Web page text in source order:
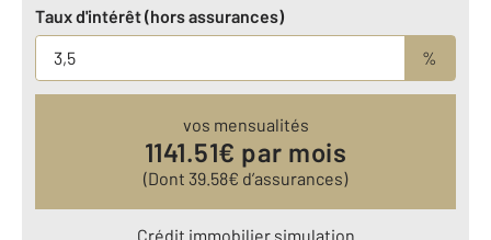
Taux d'intérêt (hors assurances)
%
vos mensualités
1141.51€ par mois
(Dont 39.58€ d’assurances)
Crédit immobilier simulation